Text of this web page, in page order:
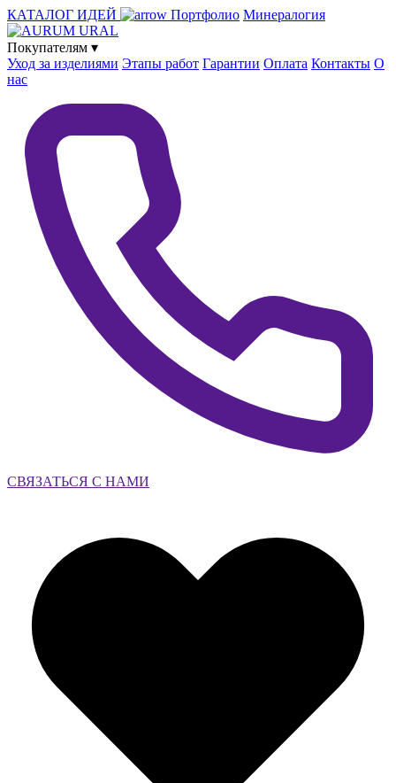
КАТАЛОГ ИДЕЙ Портфолио Минералогия
Покупателям ▾
Уход за изделиями Этапы работ Гарантии Оплата Контакты О
нас
СВЯЗАТЬСЯ С НАМИ